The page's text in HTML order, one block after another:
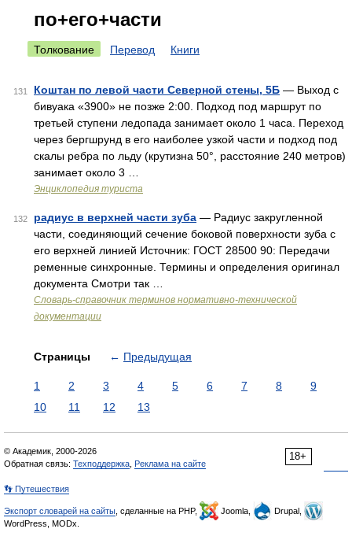
по+его+части
Толкование Перевод Книги
131 Коштан по левой части Северной стены, 5Б — Выход с
бивуака «3900» не позже 2:00. Подход под маршрут по
третьей ступени ледопада занимает около 1 часа. Переход
через бергшрунд в его наиболее узкой части и подход под
скалы ребра по льду (крутизна 50°, расстояние 240 метров)
занимает около 3 …
Энциклопедия туриста
132 радиус в верхней части зуба — Радиус закругленной
части, соединяющий сечение боковой поверхности зуба с
его верхней линией Источник: ГОСТ 28500 90: Передачи
ременные синхронные. Термины и определения оригинал
документа Смотри так …
Словарь-справочник терминов нормативно-технической
документации
Страницы ← Предыдущая
1 2 3 4 5 6 7 8
9
10
11 12 13
18+
© Академик, 2000-2026
Обратная связь: Техподдержка Реклама на сайте
👣 Путешествия
Экспорт словарей на сайты , сделанные на PHP, Joomla,
Drupal,
WordPress, MODx.